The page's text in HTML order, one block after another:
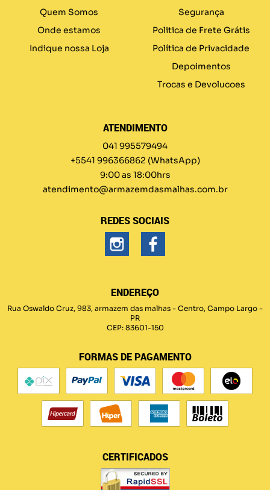
Quem Somos
Onde estamos
Indique nossa Loja
Segurança
Politica de Frete Grátis
Política de Privacidade
Depoimentos
Trocas e Devolucoes
ATENDIMENTO
041 995579494
+5541 996366862 (WhatsApp)
9:00 as 18:00hrs
atendimento@armazemdasmalhas.com.br
REDES SOCIAIS
ENDEREÇO
Rua Oswaldo Cruz, 983, armazem das malhas - Centro, Campo Largo -
PR
CEP: 83601-150
FORMAS DE PAGAMENTO
CERTIFICADOS